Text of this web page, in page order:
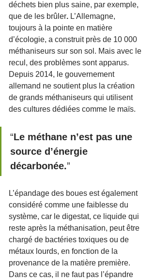
déchets bien plus saine, par exemple,
que de les brûler. L’Allemagne,
toujours à la pointe en matière
d’écologie, a construit près de 10 000
méthaniseurs sur son sol. Mais avec le
recul, des problèmes sont apparus.
Depuis 2014, le gouvernement
allemand ne soutient plus la création
de grands méthaniseurs qui utilisent
des cultures dédiées comme le maïs.
“Le méthane n’est pas une
source d’énergie
décarbonée.”
L’épandage des boues est également
considéré comme une faiblesse du
système, car le digestat, ce liquide qui
reste après la méthanisation, peut être
chargé de bactéries toxiques ou de
métaux lourds, en fonction de la
provenance de la matière première.
Dans ce cas, il ne faut pas l’épandre